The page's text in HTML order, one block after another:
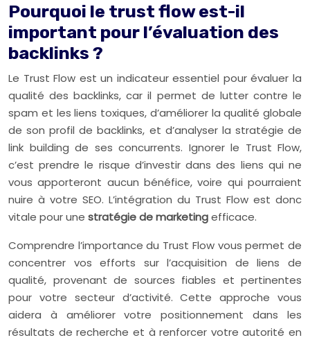
Pourquoi le trust flow est-il
important pour l’évaluation des
backlinks ?
Le Trust Flow est un indicateur essentiel pour évaluer la
qualité des backlinks, car il permet de lutter contre le
spam et les liens toxiques, d’améliorer la qualité globale
de son profil de backlinks, et d’analyser la stratégie de
link building de ses concurrents. Ignorer le Trust Flow,
c’est prendre le risque d’investir dans des liens qui ne
vous apporteront aucun bénéfice, voire qui pourraient
nuire à votre SEO. L’intégration du Trust Flow est donc
vitale pour une stratégie de marketingefficace.
Comprendre l’importance du Trust Flow vous permet de
concentrer vos efforts sur l’acquisition de liens de
qualité, provenant de sources fiables et pertinentes
pour votre secteur d’activité. Cette approche vous
aidera à améliorer votre positionnement dans les
résultats de recherche et à renforcer votre autorité en